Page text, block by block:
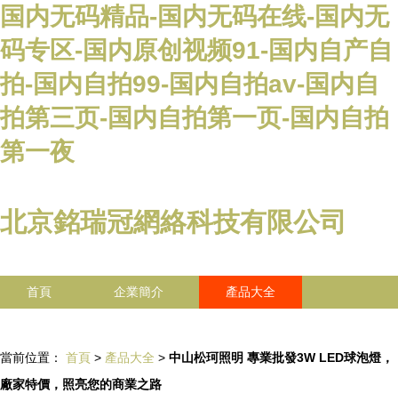
国内无码精品-国内无码在线-国内无
码专区-国内原创视频91-国内自产自
拍-国内自拍99-国内自拍av-国内自
拍第三页-国内自拍第一页-国内自拍
第一夜
北京銘瑞冠網絡科技有限公司
首頁 企業簡介 產品大全
當前位置： 首頁 > 產品大全 > 中山松珂照明 專業批發3W LED球泡燈，
廠家特價，照亮您的商業之路